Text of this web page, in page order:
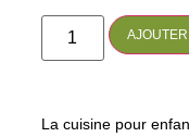
La cuisine pour